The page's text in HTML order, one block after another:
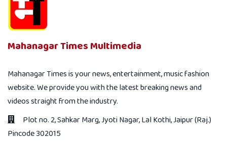
Mahanagar Times Multimedia
Mahanagar Times is your news, entertainment, music fashion
website. We provide you with the latest breaking news and
videos straight from the industry.
Plot no. 2, Sahkar Marg, Jyoti Nagar, Lal Kothi, Jaipur (Raj.)
Pincode 302015